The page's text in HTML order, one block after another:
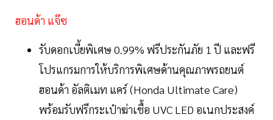
ฮอนด้า แจ๊ซ
รับดอกเบี้ยพิเศษ 0.99% ฟรีประกันภัย 1 ปี และฟรี
โปรแกรมการให้บริการพิเศษด้านคุณภาพรถยนต์
ฮอนด้า อัลติเมท แคร์ (Honda Ultimate Care)
พร้อมรับฟรีกระเป๋าฆ่าเชื้อ UVC LED อเนกประสงค์